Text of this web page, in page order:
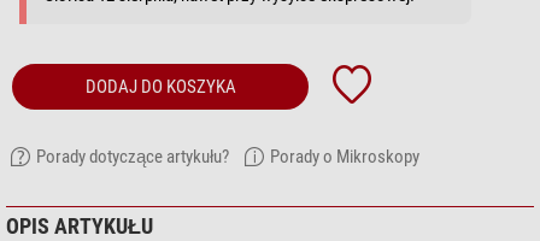
DODAJ DO KOSZYKA
Porady dotyczące artykułu? Porady o Mikroskopy
OPIS ARTYKUŁU